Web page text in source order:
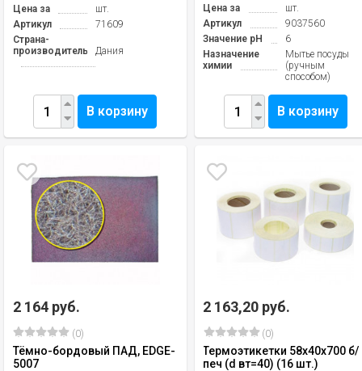
Цена за
шт.
Артикул
71609
Страна-
производитель
Дания
В корзину
Цена за
шт.
Артикул
9037560
Значение pH
6
Назначение
химии
Мытье посуды
(ручным
способом)
В корзину
2 164 руб.
(0)
Тёмно-бордовый ПАД, EDGE-
5007
2 163,20 руб.
(0)
Термоэтикетки 58х40х700 б/
печ (d вт=40) (16 шт.)